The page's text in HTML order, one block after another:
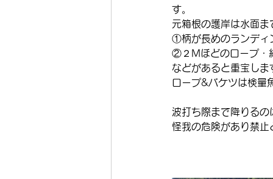
す。
元箱根の護岸は水面
①柄が長めのランディ
②２Mほどのロープ・
などがあると重宝しま
ロープ&バケツは検量
波打ち際まで降りる
怪我の危険があり禁